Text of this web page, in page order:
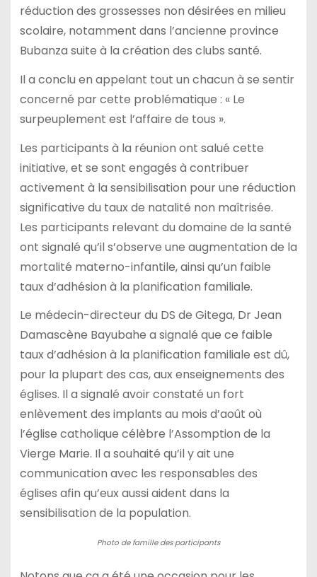
réduction des grossesses non désirées en milieu
scolaire, notamment dans l’ancienne province
Bubanza suite à la création des clubs santé.
Il a conclu en appelant tout un chacun à se sentir
concerné par cette problématique : « Le
surpeuplement est l’affaire de tous ».
Les participants à la réunion ont salué cette
initiative, et se sont engagés à contribuer
activement à la sensibilisation pour une réduction
significative du taux de natalité non maîtrisée.
Les participants relevant du domaine de la santé
ont signalé qu’il s’observe une augmentation de la
mortalité materno-infantile, ainsi qu’un faible
taux d’adhésion à la planification familiale.
Le médecin-directeur du DS de Gitega, Dr Jean
Damascène Bayubahe a signalé que ce faible
taux d’adhésion à la planification familiale est dû,
pour la plupart des cas, aux enseignements des
églises. Il a signalé avoir constaté un fort
enlèvement des implants au mois d’août où
l’église catholique célèbre l’Assomption de la
Vierge Marie. Il a souhaité qu’il y ait une
communication avec les responsables des
églises afin qu’eux aussi aident dans la
sensibilisation de la population.
Photo de famille des participants